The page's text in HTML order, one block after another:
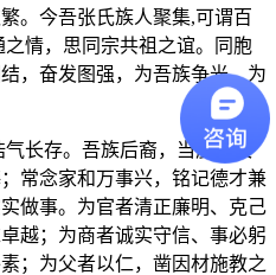
。今吾张氏族人聚集,可谓百
情，思同宗共祖之谊。同胞
，奋发图强，为吾族争光，为
长存。吾族后裔，当虔心校
常念家和万事兴，铭记德才兼
做事。为官者清正廉明、克己
越；为商者诚实守信、事必躬
；为父者以仁，凿因材施教之